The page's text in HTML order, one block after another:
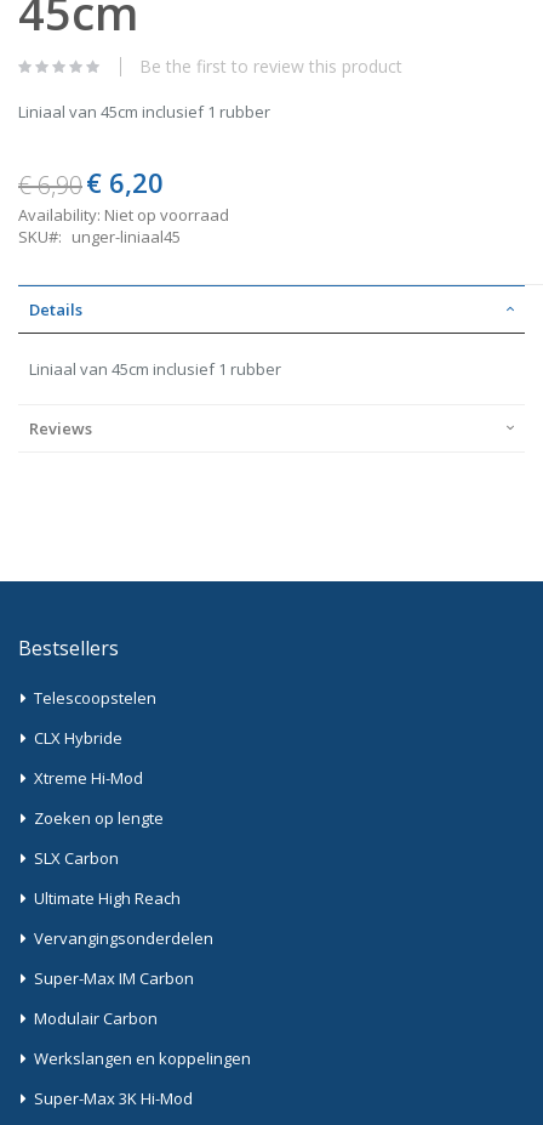
of
the
images
Be the first to review this product
Liniaal van 45cm inclusief 1 rubber
€ 6,90 Special
€ 6,20
Availability: Niet op voorraad
SKU
unger-liniaal45
Details
Liniaal van 45cm inclusief 1 rubber
Reviews
Bestsellers
Telescoopstelen
CLX Hybride
Xtreme Hi-Mod
Zoeken op lengte
SLX Carbon
Ultimate High Reach
Vervangingsonderdelen
Super-Max IM Carbon
Modulair Carbon
Werkslangen en koppelingen
Super-Max 3K Hi-Mod